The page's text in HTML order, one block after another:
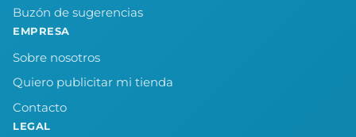
Buzón de sugerencias
EMPRESA
Sobre nosotros
Quiero publicitar mi tienda
Contacto
LEGAL